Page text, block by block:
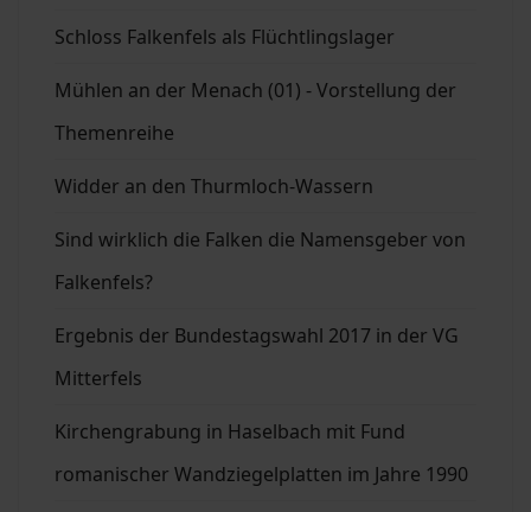
Schloss Falkenfels als Flüchtlingslager
Mühlen an der Menach (01) - Vorstellung der
Themenreihe
Widder an den Thurmloch-Wassern
Sind wirklich die Falken die Namensgeber von
Falkenfels?
Ergebnis der Bundestagswahl 2017 in der VG
Mitterfels
Kirchengrabung in Haselbach mit Fund
romanischer Wandziegelplatten im Jahre 1990